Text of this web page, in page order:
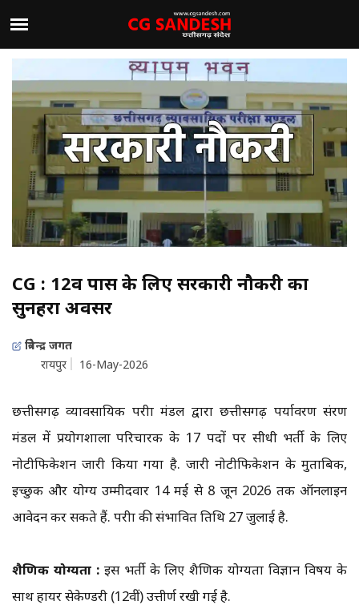
CG : 12वीं पास के लिए सरकारी नौकरी का
सुनहरा अवसर
त्रिवेन्द्र जगत
रायपुर
16-May-2026
छत्तीसगढ़ व्यावसायिक परीक्षा मंडल द्वारा छत्तीसगढ़ पर्यावरण संरक्षण
मंडल में प्रयोगशाला परिचारक के 17 पदों पर सीधी भर्ती के लिए
नोटीफिकेशन जारी किया गया है. जारी नोटीफिकेशन के मुताबिक,
इच्छुक और योग्य उम्मीदवार 14 मई से 8 जून 2026 तक ऑनलाइन
आवेदन कर सकते हैं. परीक्षा की संभावित तिथि 27 जुलाई है.
शैक्षणिक योग्यता : इस भर्ती के लिए शैक्षणिक योग्यता विज्ञान विषय के
साथ हायर सेकेण्डरी (12वीं) उत्तीर्ण रखी गई है.